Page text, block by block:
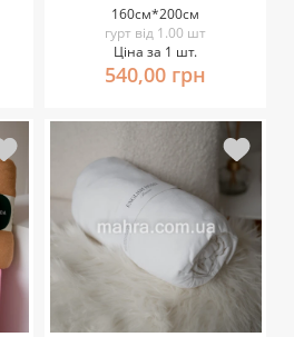
160см*200см
гурт від 1.00 шт
Ціна за 1 шт.
540,00 грн